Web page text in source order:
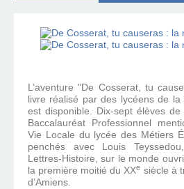
L’aventure "De Cosserat, tu
livre réalisé par des lycéens de la
est disponible. Dix-sept élèves
Baccalauréat Professionnel
Vie Locale du lycée des Métiers
penchés avec Louis
Lettres-Histoire, sur le monde
la première moitié du XXe siècle à
d’Amiens.